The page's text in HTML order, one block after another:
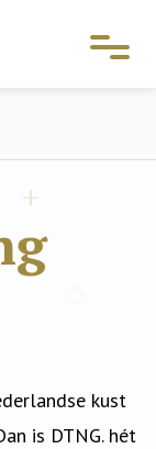
kust
is DTNG. hét